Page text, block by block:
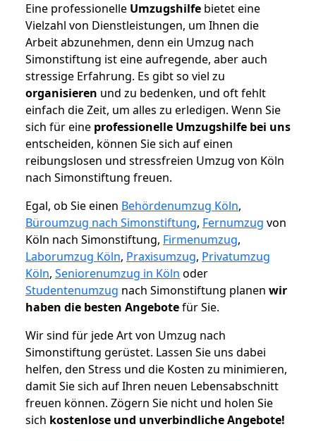
Eine professionelle Umzugshilfe bietet eine
Vielzahl von Dienstleistungen, um Ihnen die
Arbeit abzunehmen, denn ein Umzug nach
Simonstiftung ist eine aufregende, aber auch
stressige Erfahrung. Es gibt so viel zu
organisieren und zu bedenken, und oft fehlt
einfach die Zeit, um alles zu erledigen. Wenn Sie
sich für eine professionelle Umzugshilfe bei uns
entscheiden, können Sie sich auf einen
reibungslosen und stressfreien Umzug von Köln
nach Simonstiftung freuen.
Egal, ob Sie einen Behördenumzug Köln,
Büroumzug nach Simonstiftung, Fernumzug von
Köln nach Simonstiftung, Firmenumzug,
Laborumzug Köln, Praxisumzug, Privatumzug
Köln, Seniorenumzug in Köln oder
Studentenumzug nach Simonstiftung planen wir
haben die besten Angebotefür Sie.
Wir sind für jede Art von Umzug nach
Simonstiftung gerüstet. Lassen Sie uns dabei
helfen, den Stress und die Kosten zu minimieren,
damit Sie sich auf Ihren neuen Lebensabschnitt
freuen können. Zögern Sie nicht und holen Sie
sich kostenlose und unverbindliche Angebote!